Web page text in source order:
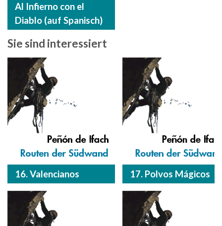
Al Infierno con el
Diablo (auf Spanisch)
Sie sind interessiert
16. Valencianos 17. Polvos Mágicos